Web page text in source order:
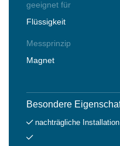
geeignet für
Flüssigkeit
Messprinzip
Magnet
Besondere
nachträgliche